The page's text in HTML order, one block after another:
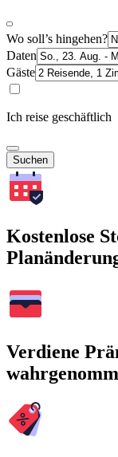
Wo soll’s hingehen?
Daten
Gäste
Ich reise geschäftlich
Suchen
Kostenlose
Verdiene